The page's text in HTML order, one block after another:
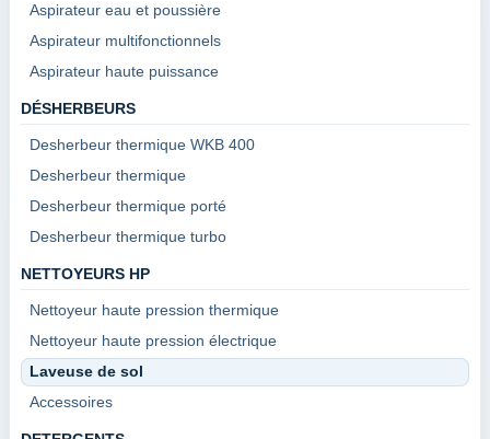
Aspirateur eau et poussière
Aspirateur multifonctionnels
Aspirateur haute puissance
DÉSHERBEURS
Desherbeur thermique WKB 400
Desherbeur thermique
Desherbeur thermique porté
Desherbeur thermique turbo
NETTOYEURS HP
Nettoyeur haute pression thermique
Nettoyeur haute pression électrique
Laveuse de sol
Accessoires